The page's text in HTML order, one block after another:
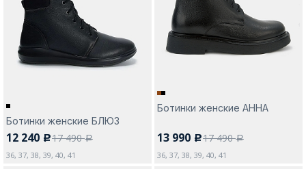
Ботинки женские БЛЮЗ
12 240 c17 490a
36, 37, 38, 39, 40, 41
Ботинки женские АННА
13 990 c17 490a
36, 37, 38, 39, 40, 41